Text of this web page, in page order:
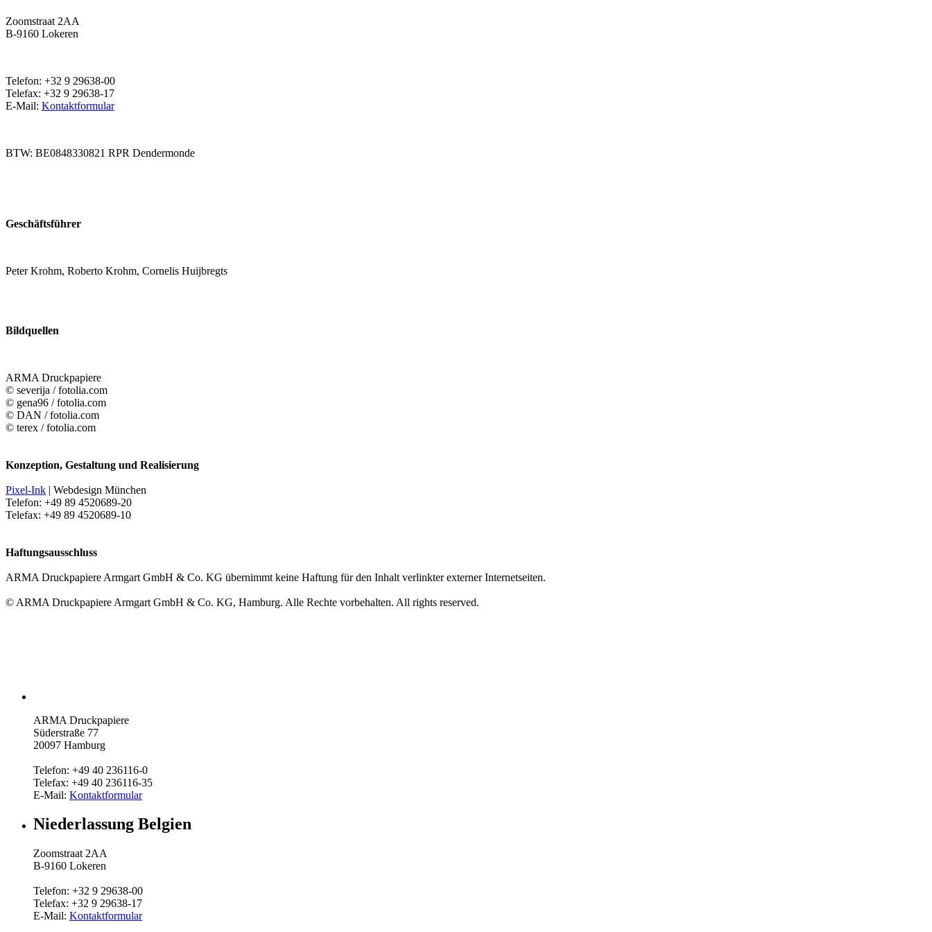
Zoomstraat 2AA
B-9160 Lokeren
Telefon: +32 9 29638-00
Telefax: +32 9 29638-17
E-Mail: Kontaktformular
BTW: BE0848330821 RPR Dendermonde
Geschäftsführer
Peter Krohm, Roberto Krohm, Cornelis Huijbregts
Bildquellen
ARMA Druckpapiere
© severija / fotolia.com
© gena96 / fotolia.com
© DAN / fotolia.com
© terex / fotolia.com
Konzeption, Gestaltung und Realisierung
Pixel-Ink | Webdesign München
Telefon: +49 89 4520689-20
Telefax: +49 89 4520689-10
Haftungsausschluss
ARMA Druckpapiere Armgart GmbH & Co. KG übernimmt keine Haftung für den Inhalt verlinkter externer Internetseiten.
© ARMA Druckpapiere Armgart GmbH & Co. KG, Hamburg. Alle Rechte vorbehalten. All rights reserved.
ARMA Druckpapiere
Süderstraße 77
20097 Hamburg
Telefon: +49 40 236116-0
Telefax: +49 40 236116-35
E-Mail: Kontaktformular
Niederlassung Belgien
Zoomstraat 2AA
B-9160 Lokeren
Telefon: +32 9 29638-00
Telefax: +32 9 29638-17
E-Mail: Kontaktformular